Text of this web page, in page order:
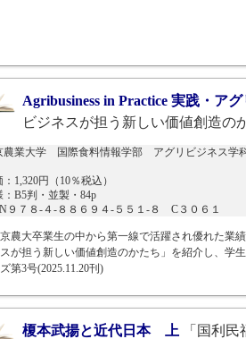
Agribusiness in Practice 実践・ア
ビジネスが担う新しい価値創造の
農業大学 国際食料情報学部 アグリビジネス学
：1,320円（10％税込）
：B5判・並製・84p
９７８-４-８８６９４-５５１-８ C３０６１
農大卒業生の中から第一線で活躍され優れた業
が担う新しい価値創造のかたち」を紹介し、学
第3号(2025.11.20刊)
榎本武揚と近代日本 上 「国利